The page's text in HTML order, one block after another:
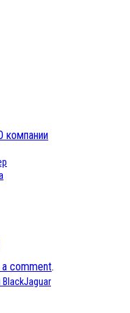
компании
comment.